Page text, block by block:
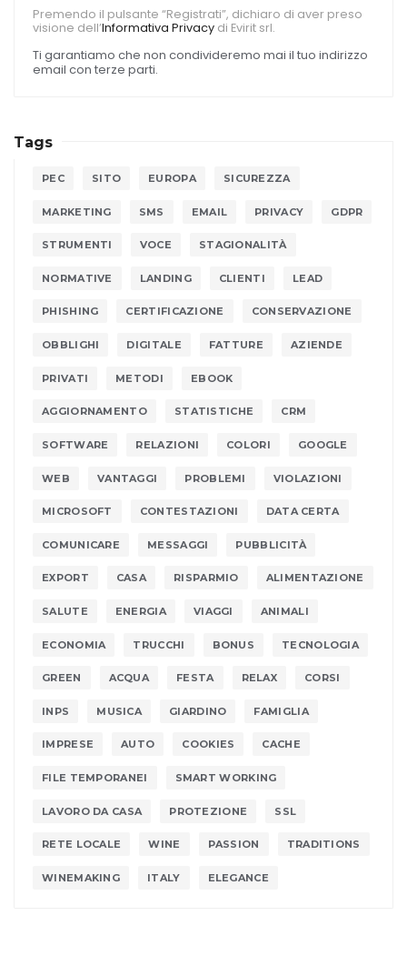
Premendo il pulsante “Registrati”, dichiaro di aver preso
visione dell’Informativa Privacy di Evirit srl.
Ti garantiamo che non condivideremo mai il tuo indirizzo
email con terze parti.
Tags
PEC SITO EUROPA SICUREZZA
MARKETING SMS EMAIL PRIVACY GDPR
STRUMENTI VOCE STAGIONALITÀ
NORMATIVE LANDING CLIENTI LEAD
PHISHING CERTIFICAZIONE CONSERVAZIONE
OBBLIGHI DIGITALE FATTURE AZIENDE
PRIVATI METODI EBOOK
AGGIORNAMENTO STATISTICHE CRM
SOFTWARE RELAZIONI COLORI GOOGLE
WEB VANTAGGI PROBLEMI VIOLAZIONI
MICROSOFT CONTESTAZIONI DATA CERTA
COMUNICARE MESSAGGI PUBBLICITÀ
EXPORT CASA RISPARMIO ALIMENTAZIONE
SALUTE ENERGIA VIAGGI ANIMALI
ECONOMIA TRUCCHI BONUS TECNOLOGIA
GREEN ACQUA FESTA RELAX CORSI
INPS MUSICA GIARDINO FAMIGLIA
IMPRESE AUTO COOKIES CACHE
FILE TEMPORANEI SMART WORKING
LAVORO DA CASA PROTEZIONE SSL
RETE LOCALE WINE PASSION TRADITIONS
WINEMAKING ITALY ELEGANCE